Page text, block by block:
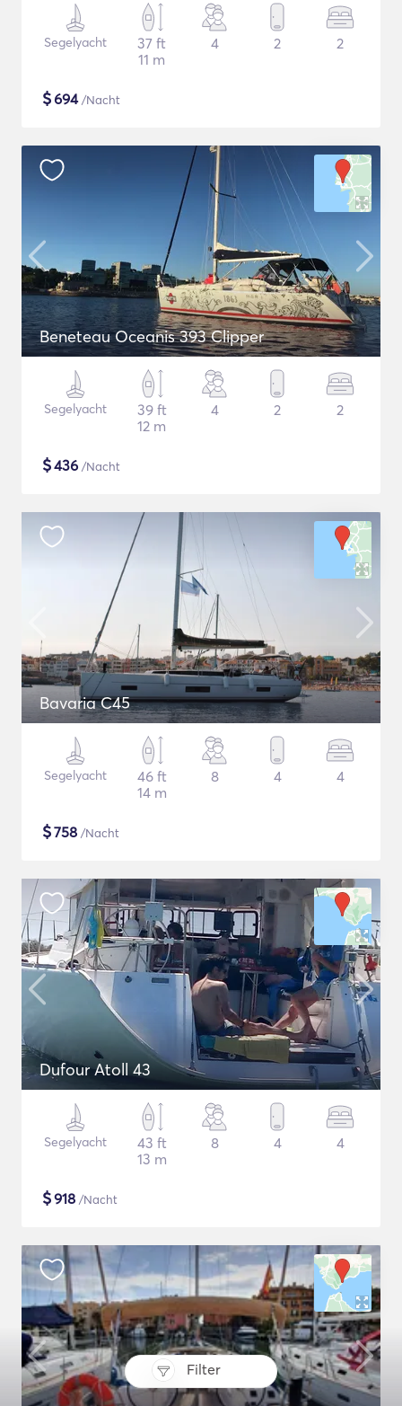
Filter
Segelyacht
37 ft
11 m
4 2 2
$694/Nacht
Beneteau Oceanis 393 Clipper
Segelyacht
39 ft
12 m
4 2 2
$436 /Nacht
Bavaria C45
Segelyacht
46 ft
14 m
8 4 4
$758 /Nacht
Dufour Atoll 43
Segelyacht
43 ft
13 m
8 4 4
$918 /Nacht